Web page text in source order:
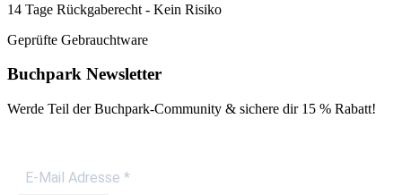
14 Tage Rückgaberecht - Kein Risiko
Geprüfte Gebrauchtware
Buchpark Newsletter
Werde Teil der Buchpark-Community & sichere dir 15 % Rabatt!